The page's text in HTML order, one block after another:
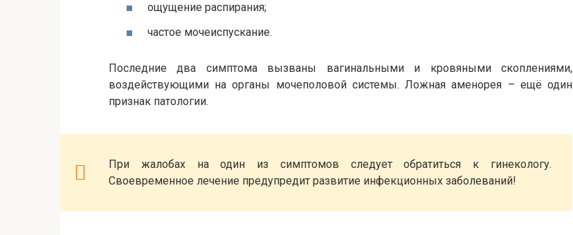
ощущение распирания;
частое мочеиспускание.
Последние два симптома вызваны вагинальными и кровяными скоплениями,
воздействующими на органы мочеполовой системы. Ложная аменорея – ещё один
признак патологии.
При жалобах на один из симптомов следует обратиться к гинекологу.
Своевременное лечение предупредит развитие инфекционных заболеваний!